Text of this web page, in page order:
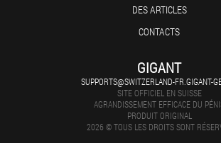
DES ARTICLES
CONTACTS
GIGANT
SUPPORTS@SWITZERLAND-FR.GIGANT-
SITE OFFICIEL EN SUISSE
AGRANDISSEMENT EFFICACE DU
PRODUIT ORIGINAL
2026 © TOUS LES DROITS SONT